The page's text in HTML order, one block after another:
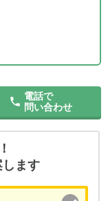
電話で
問い合わせ
ます